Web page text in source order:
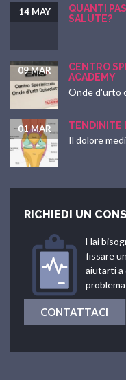
QUANTI
SALUTE?
14 MAY
CENTRO
ACADEMY
09 MAR
Onde d'urto
TENDINITE
01 MAR
Il dolore
RICHIEDI UN
Hai
fissare
aiutarti a
CONTATTACI